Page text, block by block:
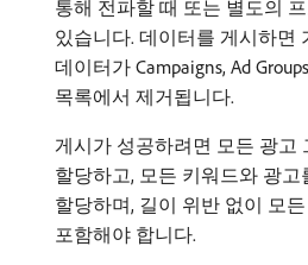
통해 전파할 때 또는 별도의
있습니다. 데이터를 게시하면
데이터가 Campaigns, Ad
목록에서 제거됩니다.
게시가 성공하려면 모든 광고
할당하고, 모든 키워드와 광고
할당하며, 길이 위반 없이 모
포함해야 합니다.